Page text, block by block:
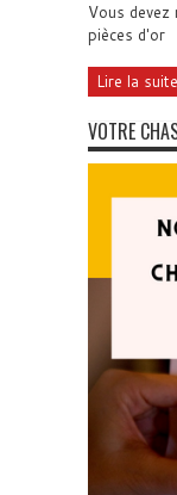
Vous devez
pièces d'or
Lire la
VOTRE